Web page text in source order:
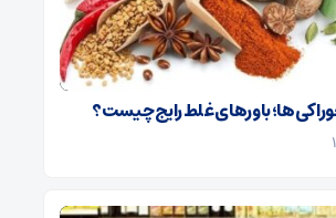
باورهای غلط رایج چیست؟